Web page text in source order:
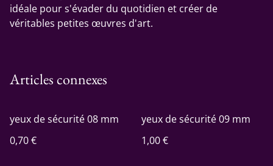
idéale pour s'évader du quotidien et créer de
véritables petites œuvres d'art.
Articles connexes
yeux de sécurité 08 mm
0,70 €
yeux de sécurité 09 mm
1,00 €